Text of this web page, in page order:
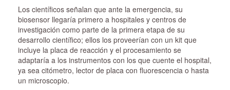
Los científicos señalan que ante la emergencia, su
biosensor llegaría primero a hospitales y centros de
investigación como parte de la primera etapa de su
desarrollo científico; ellos los proveerían con un kit que
incluye la placa de reacción y el procesamiento se
adaptaría a los instrumentos con los que cuente el hospital,
ya sea citómetro, lector de placa con fluorescencia o hasta
un microscopio.